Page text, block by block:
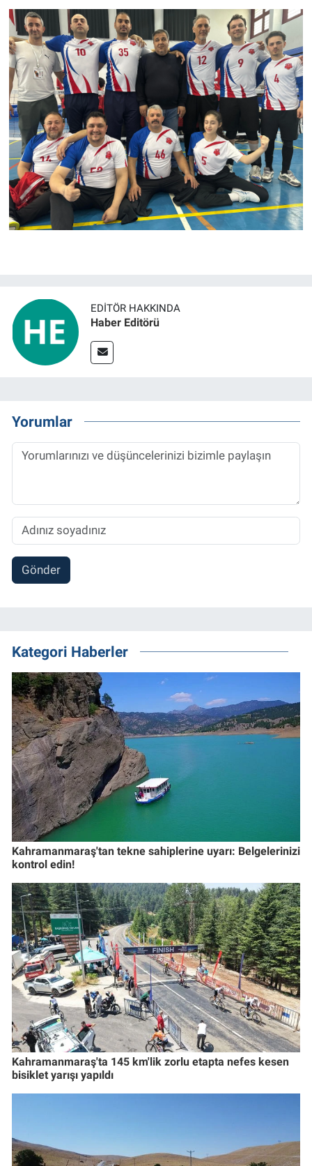
EDITÖR HAKKINDA
Haber Editörü
Yorumlar
Gönder
Kategori Haberler
Kahramanmaraş'tan tekne sahiplerine uyarı: Belgelerinizi
kontrol edin!
Kahramanmaraş'ta 145 km'lik zorlu etapta nefes kesen
bisiklet yarışı yapıldı